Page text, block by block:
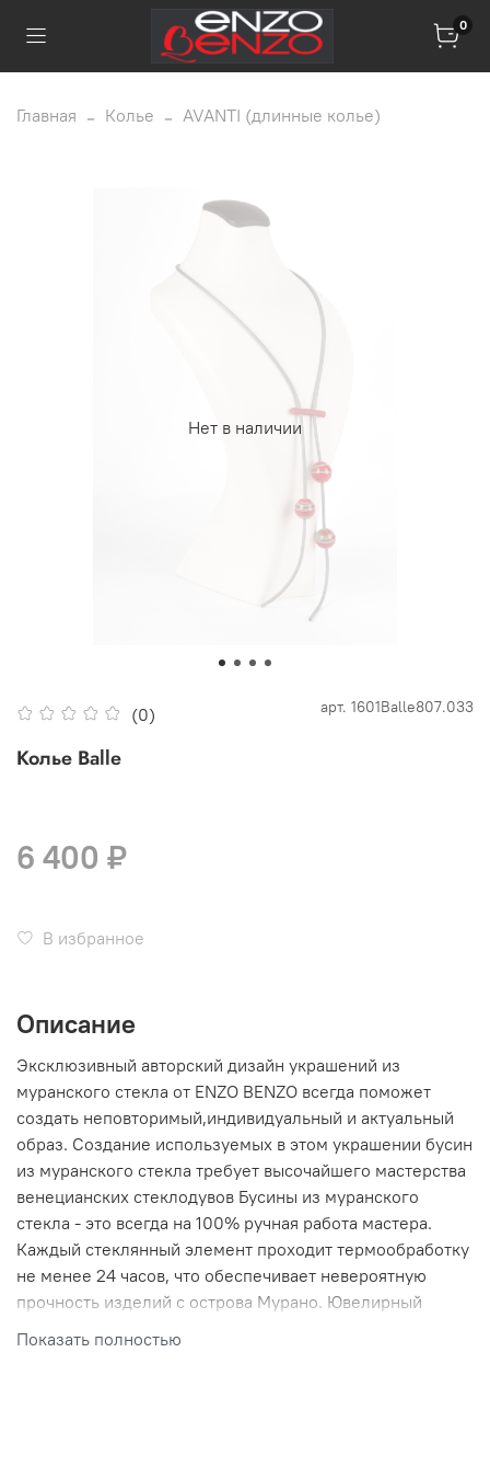
0
Главная Колье AVANTI (длинные колье)
Нет в наличии
(0) арт. 1601Balle807.033
Колье Balle
6 400 ₽
В избранное
Описание
Эксклюзивный авторский дизайн украшений из
муранского стекла от ENZO BENZO всегда поможет
создать неповторимый,индивидуальный и актуальный
образ. Создание используемых в этом украшении бусин
из муранского стекла требует высочайшего мастерства
венецианских стеклодувов Бусины из муранского
стекла - это всегда на 100% ручная работа мастера.
Каждый стеклянный элемент проходит термообработку
не менее 24 часов, что обеспечивает невероятную
прочность изделий с острова Мурано. Ювелирный
Показать полностью